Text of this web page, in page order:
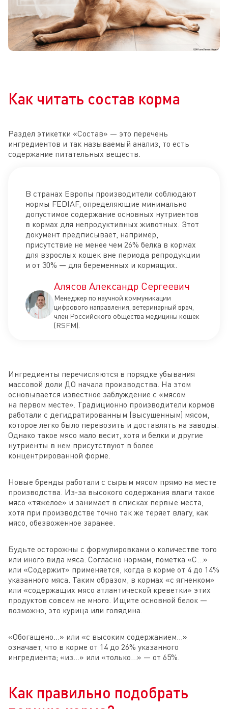
Как читать состав корма
Раздел этикетки «Состав» — это перечень
ингредиентов и так называемый анализ, то есть
содержание питательных веществ.
В странах Европы производители соблюдают
нормы FEDIAF, определяющие минимально
допустимое содержание основных нутриентов
в кормах для непродуктивных животных. Этот
документ предписывает, например,
присутствие не менее чем 26% белка в кормах
для взрослых кошек вне периода репродукции
и от 30% — для беременных и кормящих.
Алясов Александр Сергеевич
Менеджер по научной коммуникации
цифрового направления, ветеринарный врач,
член Российского общества медицины кошек
(RSFM).
Ингредиенты перечисляются в порядке убывания
массовой доли ДО начала производства. На этом
основывается известное заблуждение с «мясом
на первом месте». Традиционно производители кормов
работали с дегидратированным (высушенным) мясом,
которое легко было перевозить и доставлять на заводы.
Однако такое мясо мало весит, хотя и белки и другие
нутриенты в нем присутствуют в более
концентрированной форме.
Новые бренды работали с сырым мясом прямо на месте
производства. Из-за высокого содержания влаги такое
мясо «тяжелое» и занимает в списках первые места,
хотя при производстве точно так же теряет влагу, как
мясо, обезвоженное заранее.
Будьте осторожны с формулировками о количестве того
или иного вида мяса. Согласно нормам, пометка «С...»
или «Содержит» применяется, когда в корме от 4 до 14%
указанного мяса. Таким образом, в кормах «с ягненком»
или «содержащих мясо атлантической креветки» этих
продуктов совсем не много. Ищите основной белок —
возможно, это курица или говядина.
«Обогащено...» или «с высоким содержанием...»
означает, что в корме от 14 до 26% указанного
ингредиента; «из...» или «только...» — от 65%.
Как правильно подобрать